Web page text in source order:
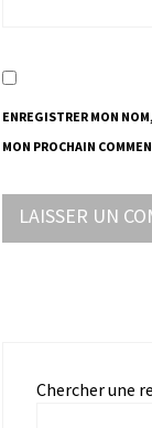
ENREGISTRER MON
MON PROCHAIN
Chercher une